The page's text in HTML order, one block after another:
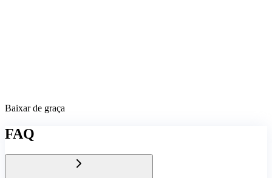
Baixar de graça
FAQ